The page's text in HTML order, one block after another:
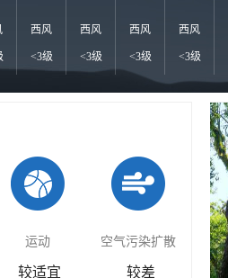
西风
<3级
西风
<3级
西风
<3级
西风
<3级
运动 空气污染扩散
较适宜 较差